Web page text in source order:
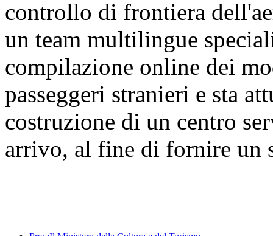
controllo di frontiera
un team multilingue
compilazione online dei
passeggeri stranieri e sta
costruzione di un centro
arrivo, al fine di fornire un